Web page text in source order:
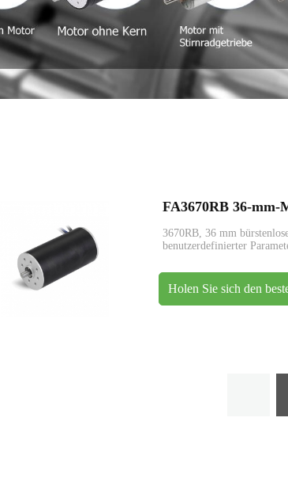
Kunststoff-Getriebemotor
Schneckengetriebemotor
FA3670RB 36-
3670RB, 36 mm
benutzerdefinierter
Holen Sie sich den